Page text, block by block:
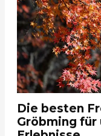
Die besten
Gröbming für